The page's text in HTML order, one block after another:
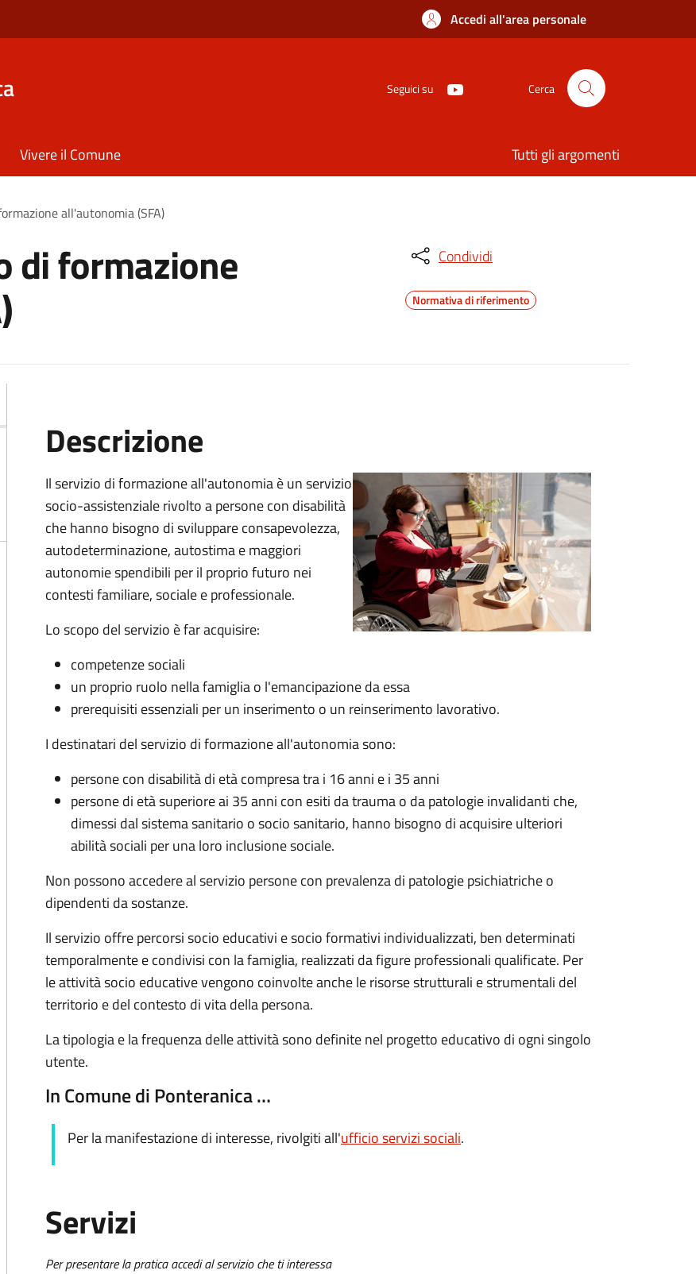
Accedi all'area personale
Seguici su Cerca
Vivere il Comune Tutti gli argomenti
all'autonomia (SFA)
di formazione Condividi
Normativa di riferimento
Descrizione
Il servizio di formazione all'autonomia è un servizio
socio-assistenziale rivolto a persone con disabilità
che hanno bisogno di sviluppare consapevolezza,
autodeterminazione, autostima e maggiori
autonomie spendibili per il proprio futuro nei
contesti familiare, sociale e professionale.
Lo scopo del servizio è far acquisire:
competenze sociali
un proprio ruolo nella famiglia o l'emancipazione da essa
prerequisiti essenziali per un inserimento o un reinserimento lavorativo.
I destinatari del servizio di formazione all'autonomia sono:
persone con disabilità di età compresa tra i 16 anni e i 35 anni
persone di età superiore ai 35 anni con esiti da trauma o da patologie invalidanti che,
dimessi dal sistema sanitario o socio sanitario, hanno bisogno di acquisire ulteriori
abilità sociali per una loro inclusione sociale.
Non possono accedere al servizio persone con prevalenza di patologie psichiatriche o
dipendenti da sostanze.
Il servizio offre percorsi socio educativi e socio formativi individualizzati, ben determinati
temporalmente e condivisi con la famiglia, realizzati da figure professionali qualificate. Per
le attività socio educative vengono coinvolte anche le risorse strutturali e strumentali del
territorio e del contesto di vita della persona.
La tipologia e la frequenza delle attività sono definite nel progetto educativo di ogni singolo
utente.
In Comune di Ponteranica …
Per la manifestazione di interesse, rivolgiti all'ufficio servizi sociali.
Servizi
Per presentare la pratica accedi al servizio che ti interessa